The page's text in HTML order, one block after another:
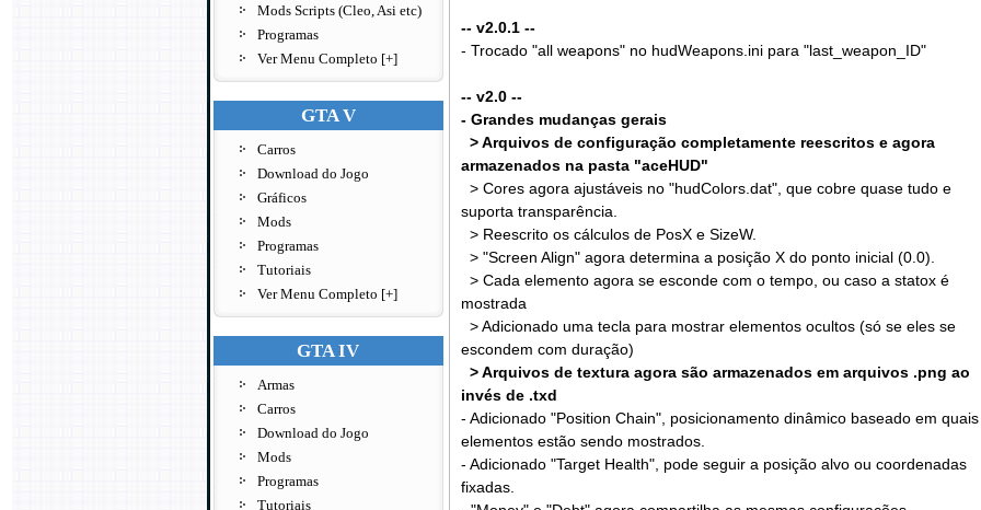
Mods Scripts (Cleo, Asi etc)
Programas
Ver Menu Completo [+]
GTA V
Carros
Download do Jogo
Gráficos
Mods
Programas
Tutoriais
Ver Menu Completo [+]
GTA IV
Armas
Carros
Download do Jogo
Mods
Programas
Tutoriais
-- v2.0.1 --
- Trocado "all weapons" no hudWeapons.ini para "last_weapon_ID"
-- v2.0 --
- Grandes mudanças gerais
> Arquivos de configuração completamente reescritos e agora
armazenados na pasta "aceHUD"
> Cores agora ajustáveis no "hudColors.dat", que cobre quase tudo e
suporta transparência.
> Reescrito os cálculos de PosX e SizeW.
> "Screen Align" agora determina a posição X do ponto inicial (0.0).
> Cada elemento agora se esconde com o tempo, ou caso a statox é
mostrada
> Adicionado uma tecla para mostrar elementos ocultos (só se eles se
escondem com duração)
> Arquivos de textura agora são armazenados em arquivos .png ao
invés de .txd
- Adicionado "Position Chain", posicionamento dinâmico baseado em quais
elementos estão sendo mostrados.
- Adicionado "Target Health", pode seguir a posição alvo ou coordenadas
fixadas.